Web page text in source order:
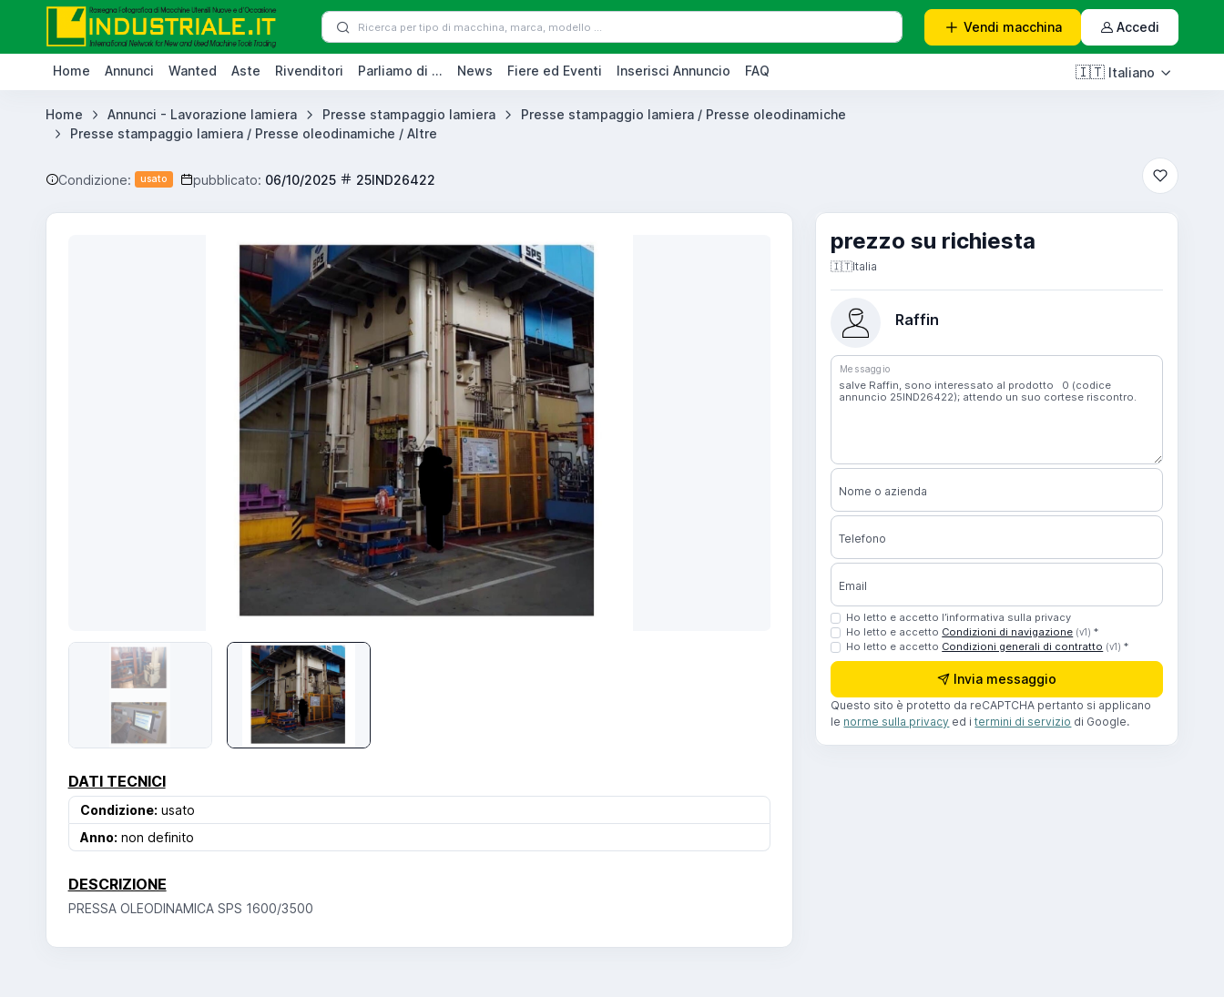
Vendi macchina Accedi
Home Annunci Wanted Aste Rivenditori Parliamo di ... News Fiere ed Eventi Inserisci Annuncio FAQ 🇮🇹 Italiano
Home Annunci - Lavorazione lamiera Presse stampaggio lamiera
Presse stampaggio lamiera / Presse oleodinamiche
Presse stampaggio lamiera / Presse oleodinamiche / Altre
Condizione: usato pubblicato: 06/10/2025 25IND26422
DATI TECNICI
Condizione: usato
Anno: non definito
DESCRIZIONE
PRESSA OLEODINAMICA SPS 1600/3500
prezzo su richiesta
🇮🇹Italia
Raffin
Messaggio
Nome o azienda
Telefono
Email
Ho letto e accetto l’informativa sulla privacy
Ho letto e accetto Condizioni di navigazione (v1) *
Ho letto e accetto Condizioni generali di contratto (v1) *
Invia messaggio
Questo sito è protetto da reCAPTCHA pertanto si applicano
le norme sulla privacy ed itermini di servizio di Google.